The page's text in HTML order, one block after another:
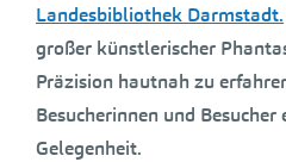
Landesbibliothek Darmstadt.
großer künstlerischer
Präzision hautnah zu
Besucherinnen und
Gelegenheit.